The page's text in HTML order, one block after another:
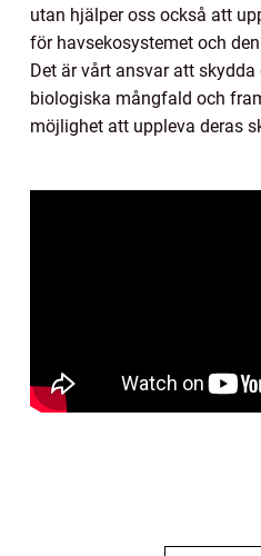
utan hjälper oss också att
för havsekosystemet och
Det är vårt ansvar att
biologiska mångfald och
möjlighet att uppleva deras